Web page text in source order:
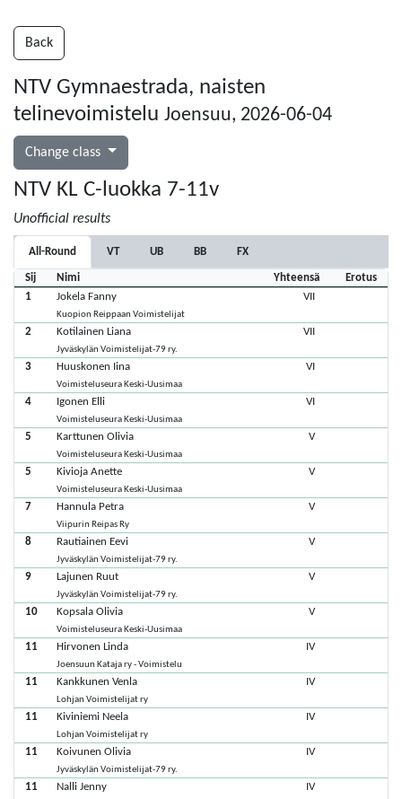
Back
NTV Gymnaestrada, naisten
telinevoimistelu Joensuu, 2026-06-04
Change class
NTV KL C-luokka 7-11v
Unofficial results
All-Round VT UB BB FX
Sij Nimi Yhteensä
Erotus
1
Jokela Fanny
Kuopion Reippaan Voimistelijat
VII
2 Kotilainen Liana
Jyväskylän Voimistelijat-79 ry.
VII
3 Huuskonen Iina
Voimisteluseura Keski-Uusimaa
VI
4 Igonen Elli
Voimisteluseura Keski-Uusimaa
VI
5 Karttunen Olivia
Voimisteluseura Keski-Uusimaa
V
5 Kivioja Anette
Voimisteluseura Keski-Uusimaa
V
7 Hannula Petra
Viipurin Reipas Ry
V
8 Rautiainen Eevi
Jyväskylän Voimistelijat-79 ry.
V
9 Lajunen Ruut
Jyväskylän Voimistelijat-79 ry.
V
10 Kopsala Olivia
Voimisteluseura Keski-Uusimaa
V
11 Hirvonen Linda
Joensuun Kataja ry - Voimistelu
IV
11 Kankkunen Venla
Lohjan Voimistelijat ry
IV
11 Kiviniemi Neela
Lohjan Voimistelijat ry
IV
11 Koivunen Olivia
Jyväskylän Voimistelijat-79 ry.
IV
11 Nalli Jenny IV